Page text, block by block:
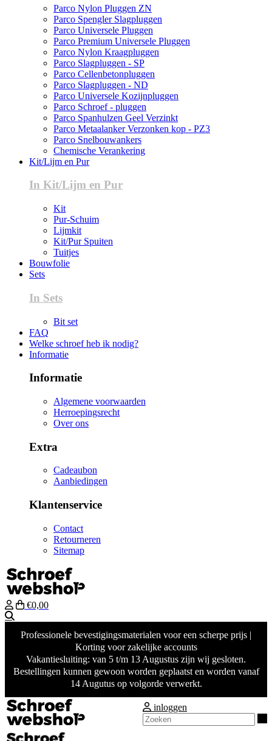
Parco Nylon Pluggen ZN
Parco Spengler Slagpluggen
Parco Universele Pluggen
Parco Premium Universele Pluggen
Parco Nylon Kraagpluggen
Parco Slagpluggen - SP
Parco Cellenbetonpluggen
Parco Slagpluggen - ND
Parco Universele Kozijnpluggen
Parco Schroef - pluggen
Parco Spanhulzen Geel Verzinkt
Parco Metaalanker Verzonken kop - PZ3
Parco Snelbouwankers
Chemische Verankering
Kit/Lijm en Pur
In Kit/Lijm en Pur
Kit
Pur-Schuim
Lijmkit
Kit/Pur Spuiten
Tuitjes
Bouwfolie
Sets
In Sets
Bit set
FAQ
Welke schroef heb ik nodig?
Informatie
Informatie
Algemene voorwaarden
Herroepingsrecht
Over ons
Extra
Cadeaubon
Aanbiedingen
Klantenservice
Contact
Retourneren
Sitemap
€0,00
Professionele bevestigingsmaterialen voor een scherpe prijs |
Korting voor zakelijke accounts
Vakantiesluiting: van 5 t/m 13 Augustus zijn wij gesloten.
Bestellingen kunnen gewoon worden geplaatst en worden vanaf
14 Augutus op volgorde verwerkt.
inloggen